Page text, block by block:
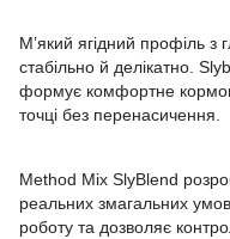
М’який ягідний профіль
стабільно й делікатно.
формує комфортне
точці без перенасичення.
Method Mix SlyBlend
реальних змагальних
роботу та дозволяє